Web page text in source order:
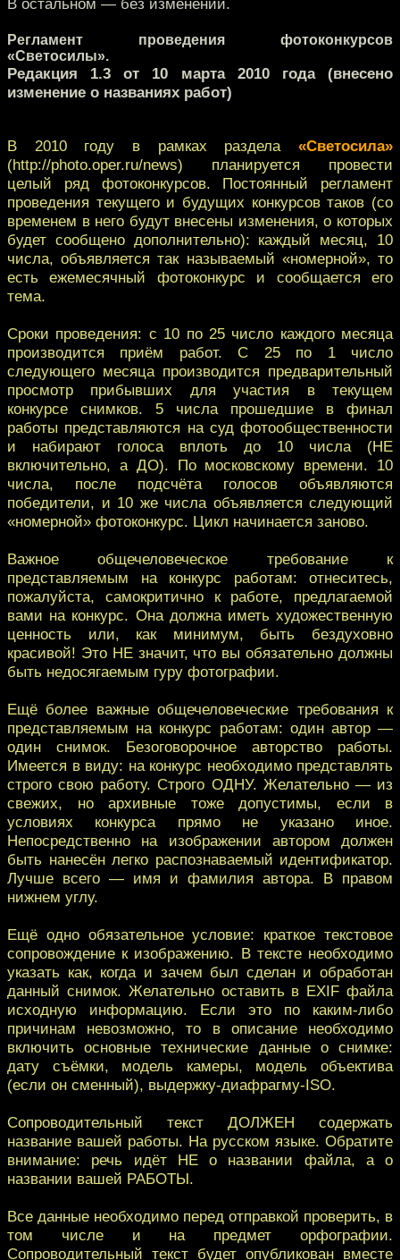
В остальном — без изменений.
Регламент проведения фотоконкурсов
«Светосилы».
Редакция 1.3 от 10 марта 2010 года (внесено
изменение о названиях работ)
В 2010 году в рамках раздела «Светосила»
(http://photo.oper.ru/news) планируется провести
целый ряд фотоконкурсов. Постоянный регламент
проведения текущего и будущих конкурсов таков (со
временем в него будут внесены изменения, о которых
будет сообщено дополнительно): каждый месяц, 10
числа, объявляется так называемый «номерной», то
есть ежемесячный фотоконкурс и сообщается его
тема.
Сроки проведения: с 10 по 25 число каждого месяца
производится приём работ. С 25 по 1 число
следующего месяца производится предварительный
просмотр прибывших для участия в текущем
конкурсе снимков. 5 числа прошедшие в финал
работы представляются на суд фотообщественности
и набирают голоса вплоть до 10 числа (НЕ
включительно, а ДО). По московскому времени. 10
числа, после подсчёта голосов объявляются
победители, и 10 же числа объявляется следующий
«номерной» фотоконкурс. Цикл начинается заново.
Важное общечеловеческое требование к
представляемым на конкурс работам: отнеситесь,
пожалуйста, самокритично к работе, предлагаемой
вами на конкурс. Она должна иметь художественную
ценность или, как минимум, быть бездуховно
красивой! Это НЕ значит, что вы обязательно должны
быть недосягаемым гуру фотографии.
Ещё более важные общечеловеческие требования к
представляемым на конкурс работам: один автор —
один снимок. Безоговорочное авторство работы.
Имеется в виду: на конкурс необходимо представлять
строго свою работу. Строго ОДНУ. Желательно — из
свежих, но архивные тоже допустимы, если в
условиях конкурса прямо не указано иное.
Непосредственно на изображении автором должен
быть нанесён легко распознаваемый идентификатор.
Лучше всего — имя и фамилия автора. В правом
нижнем углу.
Ещё одно обязательное условие: краткое текстовое
сопровождение к изображению. В тексте необходимо
указать как, когда и зачем был сделан и обработан
данный снимок. Желательно оставить в EXIF файла
исходную информацию. Если это по каким-либо
причинам невозможно, то в описание необходимо
включить основные технические данные о снимке:
дату съёмки, модель камеры, модель объектива
(если он сменный), выдержку-диафрагму-ISO.
Сопроводительный текст ДОЛЖЕН содержать
название вашей работы. На русском языке. Обратите
внимание: речь идёт НЕ о названии файла, а о
названии вашей РАБОТЫ.
Все данные необходимо перед отправкой проверить, в
том числе и на предмет орфографии.
Сопроводительный текст будет опубликован вместе